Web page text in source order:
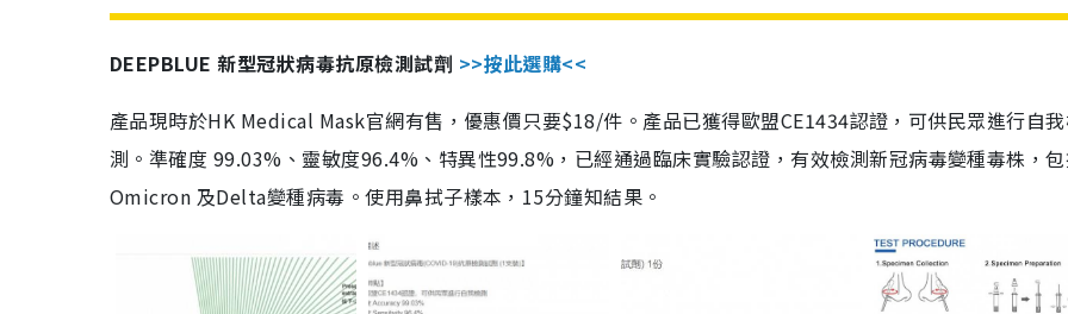
DEEPBLUE 新型冠狀病毒抗原檢測試劑 >>按此選購<<
產品現時於HK Medical Mask官網有售，優惠價只要$18/件。產品已獲得歐盟CE1434認證，可供民眾進行自
測。準確度 99.03%、靈敏度96.4%、特異性99.8%，已經通過臨床實驗認證，有效檢測新冠病毒變種毒株，
Omicron 及Delta變種病毒。使用鼻拭子樣本，15分鐘知結果。